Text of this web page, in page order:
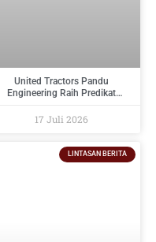
United Tractors Pandu
Engineering Raih Predikat
Regulatory Compliance Awards
17 Juli 2026
LINTASAN BERITA